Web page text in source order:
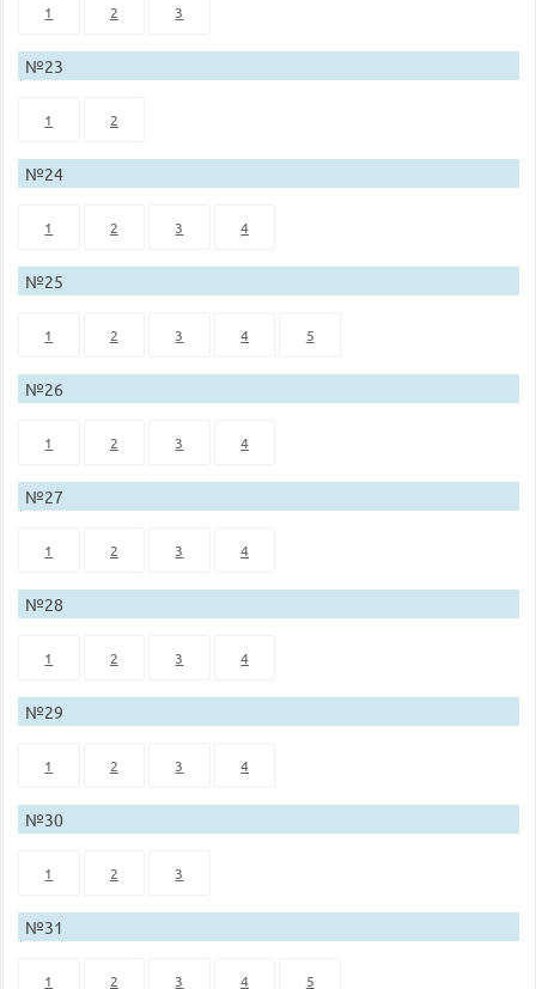
1 2 3
№23
1 2
№24
1 2 3 4
№25
1 2 3 4 5
№26
1 2 3 4
№27
1 2 3 4
№28
1 2 3 4
№29
1 2 3 4
№30
1 2 3
№31
1 2 3 4 5